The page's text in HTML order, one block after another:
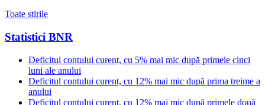
Toate stirile
Statistici BNR
Deficitul contului curent, cu 5% mai mic după primele cinci
luni ale anului
Deficitul contului curent, cu 12% mai mic după prima treime a
anului
Deficitul contului curent, cu 12% mai mic după primele două